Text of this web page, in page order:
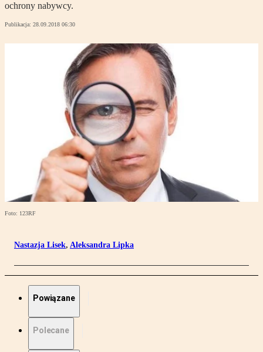
ochrony nabywcy.
Publikacja: 28.09.2018 06:30
Foto: 123RF
Nastazja Lisek, Aleksandra Lipka
Powiązane
Polecane